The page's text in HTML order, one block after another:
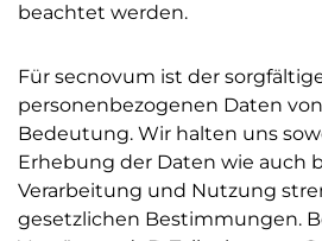
beachtet werden.
Für secnovum ist der
personenbezogenen Daten
Bedeutung. Wir halten uns
Erhebung der Daten wie auch
Verarbeitung und Nutzung
gesetzlichen Bestimmungen.